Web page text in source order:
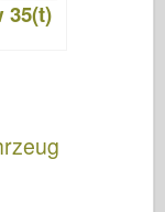
35(t)
007